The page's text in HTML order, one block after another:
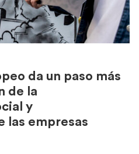
da un paso más
de la
y
las empresas